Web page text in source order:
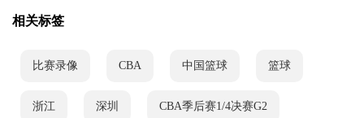
相关标签
比赛录像 CBA 中国篮球 篮球
浙江 深圳 CBA季后赛1/4决赛G2